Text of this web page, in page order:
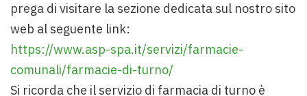
prega di visitare la sezione dedicata sul nostro sito
web al seguente link:
https://www.asp-spa.it/servizi/farmacie-
comunali/farmacie-di-turno/
Si ricorda che il servizio di farmacia di turno è